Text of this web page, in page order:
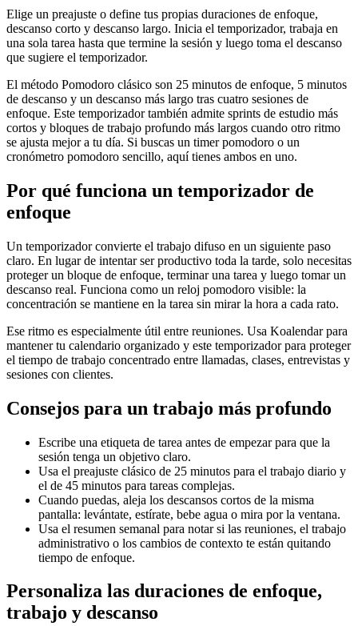
Elige un preajuste o define tus propias duraciones de enfoque,
descanso corto y descanso largo. Inicia el temporizador, trabaja en
una sola tarea hasta que termine la sesión y luego toma el descanso
que sugiere el temporizador.
El método Pomodoro clásico son 25 minutos de enfoque, 5 minutos
de descanso y un descanso más largo tras cuatro sesiones de
enfoque. Este temporizador también admite sprints de estudio más
cortos y bloques de trabajo profundo más largos cuando otro ritmo
se ajusta mejor a tu día. Si buscas un timer pomodoro o un
cronómetro pomodoro sencillo, aquí tienes ambos en uno.
Por qué funciona un temporizador de
enfoque
Un temporizador convierte el trabajo difuso en un siguiente paso
claro. En lugar de intentar ser productivo toda la tarde, solo necesitas
proteger un bloque de enfoque, terminar una tarea y luego tomar un
descanso real. Funciona como un reloj pomodoro visible: la
concentración se mantiene en la tarea sin mirar la hora a cada rato.
Ese ritmo es especialmente útil entre reuniones. Usa Koalendar para
mantener tu calendario organizado y este temporizador para proteger
el tiempo de trabajo concentrado entre llamadas, clases, entrevistas y
sesiones con clientes.
Consejos para un trabajo más profundo
Escribe una etiqueta de tarea antes de empezar para que la
sesión tenga un objetivo claro.
Usa el preajuste clásico de 25 minutos para el trabajo diario y
el de 45 minutos para tareas complejas.
Cuando puedas, aleja los descansos cortos de la misma
pantalla: levántate, estírate, bebe agua o mira por la ventana.
Usa el resumen semanal para notar si las reuniones, el trabajo
administrativo o los cambios de contexto te están quitando
tiempo de enfoque.
Personaliza las duraciones de enfoque,
trabajo y descanso